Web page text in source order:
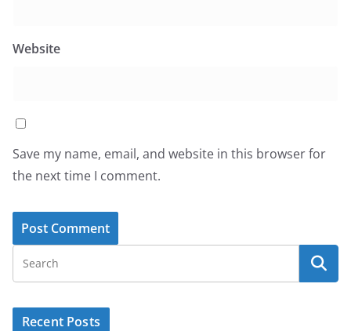
Website
Save my name, email, and website in this browser for
the next time I comment.
Recent Posts